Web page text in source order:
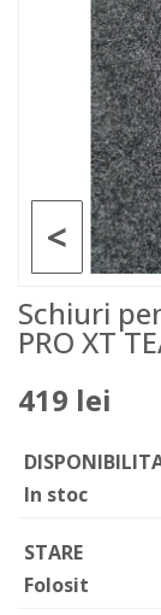
<
Schiuri
PRO XT
419 lei
In stoc
STARE
Folosit